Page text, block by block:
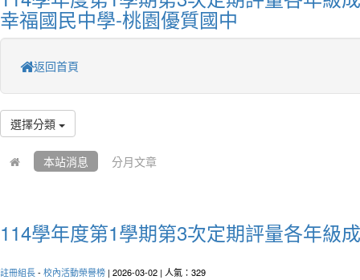
幸福國民中學-桃園優質國中
返回首頁
選擇分類
本站消息 分月文章
114學年度第1學期第3次定期評量各年級
註冊組長- 校內活動榮譽榜 | 2026-03-02 | 人氣：329